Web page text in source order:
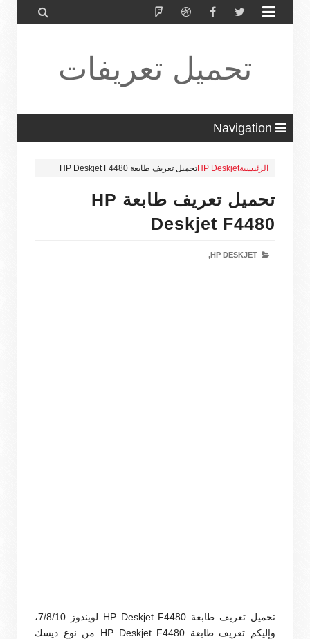


تحميل تعريفات
طابعة ولاب
توب HP Driver
الرئيسيةHP Deskjetتحميل تعريف طابعة HP Deskjet F4480
تحميل تعريف طابعة HP
Deskjet F4480
HP DESKJET,
تحميل تعريف طابعة HP Deskjet F4480 لويندوز 7/8/10،
وإليكم تعريف طابعة HP Deskjet F4480 من
نوع ديسك